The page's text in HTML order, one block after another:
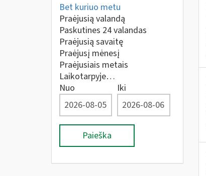
Bet kuriuo metu
Praėjusią valandą
Paskutines 24 valandas
Praėjusią savaitę
Praėjusį mėnesį
Praėjusiais metais
Laikotarpyje…
Nuo
Iki
Paieška